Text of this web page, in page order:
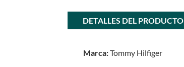
DETALLES DEL PRODUCTO
Marca:Tommy Hilfiger